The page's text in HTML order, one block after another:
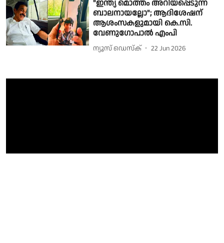
"ഇന്ത്യ മൊത്തം അറിയപ്പെടുന്ന
ബാലനായല്ലോ"; ആദിശേഷന്
ആശംസകളുമായി കെ.സി.
വേണുഗോപാൽ എംപി
ന്യൂസ് ഡെസ്ക് 22 Jun 2026